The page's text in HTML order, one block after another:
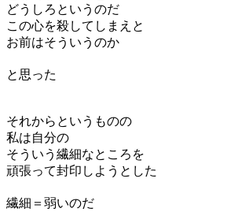
どうしろというのだ
この心を殺してしまえと
お前はそういうのか
と思った
それからというものの
私は自分の
そういう繊細なところを
頑張って封印しようとした
繊細＝弱いのだ